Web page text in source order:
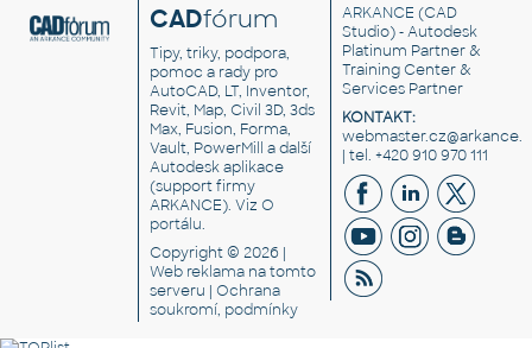
CADfórum
Tipy, triky, podpora,
pomoc a rady pro
AutoCAD, LT, Inventor,
Revit, Map, Civil 3D, 3ds
Max, Fusion, Forma,
Vault, PowerMill a další
Autodesk aplikace
(support firmy
ARKANCE). VizO
portálu.
Copyright © 2026 |
Web reklama na tomto
serveru |Ochrana
soukromí, podmínky
ARKANCE (CAD
Studio) - Autodesk
Platinum Partner &
Training Center &
Services Partner
KONTAKT:
| tel. +420 910 970 111